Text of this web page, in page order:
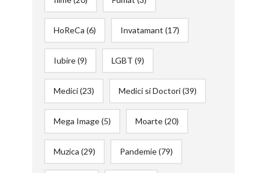
HoReCa (6) Invatamant (17)
Iubire(9) LGBT (9)
Medici(23) Medici si Doctori(39)
Mega Image(5) Moarte(20)
Muzica (29) Pandemie(79)